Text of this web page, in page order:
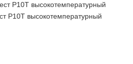
Р10Т высокотемпературный